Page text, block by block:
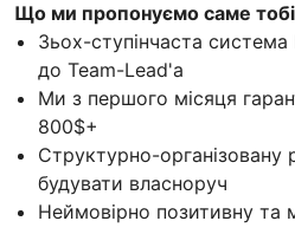
Що ми пропонуємо саме
3ьох-ступінчаста система
до Team-Lead'a
Ми з першого місяця
800$+
Структурно-організовану
будувати власноруч
Неймовірно позитивну та